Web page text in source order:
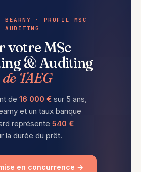
BEARNY · PROFIL MSC
AUDITING
votre MSc
& Auditing
TAEG
de 16 000 € sur 5 ans,
et un taux banque
représente 540 €
la durée du prêt.
en concurrence →